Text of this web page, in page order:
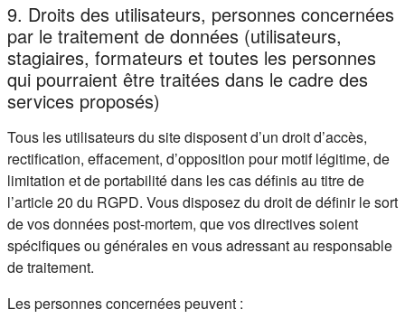
9. Droits des utilisateurs, personnes concernées
par le traitement de données (utilisateurs,
stagiaires, formateurs et toutes les personnes
qui pourraient être traitées dans le cadre des
services proposés)
Tous les utilisateurs du site disposent d’un droit d’accès,
rectification, effacement, d’opposition pour motif légitime, de
limitation et de portabilité dans les cas définis au titre de
l’article 20 du RGPD. Vous disposez du droit de définir le sort
de vos données post-mortem, que vos directives soient
spécifiques ou générales en vous adressant au responsable
de traitement.
Les personnes concernées peuvent :